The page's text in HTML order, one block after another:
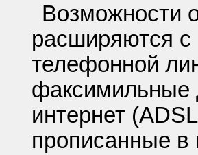
Возможности
расширяются
телефонной
факсимильные
интернет
прописанные в